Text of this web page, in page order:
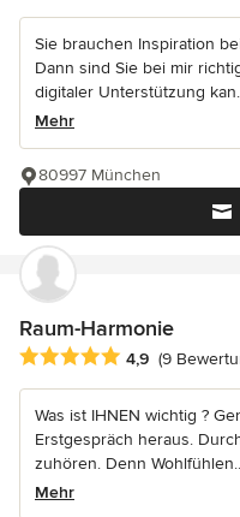
Sie brauchen Inspiration
Dann sind Sie bei mir
digitaler Unterstützung
Mehr
80997 München
Raum-Harmonie
Durchschnittliche
4,9 (9
Was ist IHNEN wichtig ?
Erstgespräch heraus.
zuhören. Denn
Mehr